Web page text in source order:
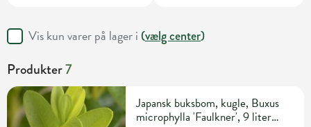
Vis kun varer på lager i (vælg center)
Produkter7
Japansk buksbom, kugle, Buxus
microphylla 'Faulkner', 9 liter